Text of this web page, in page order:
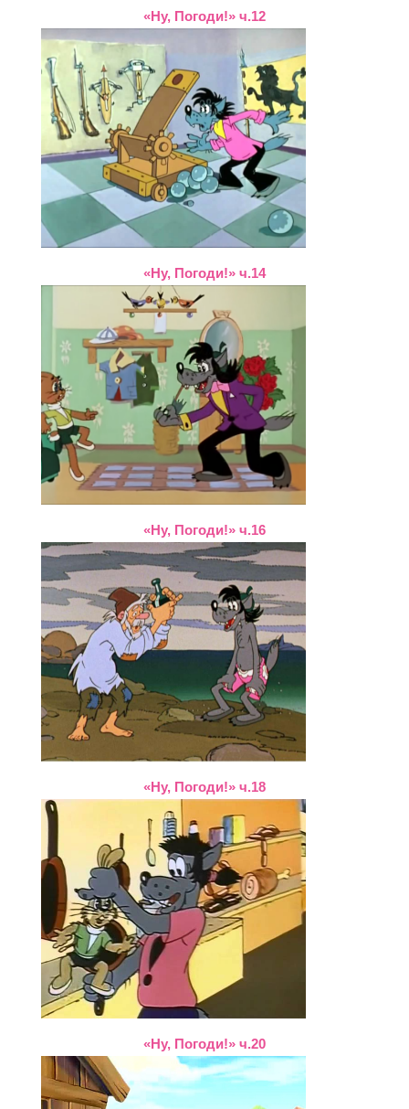
«Ну, Погоди!» ч.12
«Ну, Погоди!» ч.14
«Ну, Погоди!» ч.16
«Ну, Погоди!» ч.18
«Ну, Погоди!» ч.20